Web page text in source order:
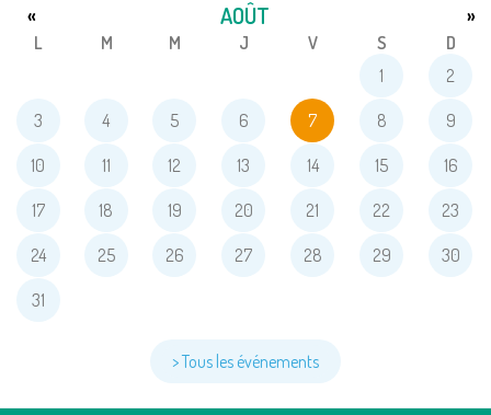
AOÛT
« »
L M M J V S
D
1
2
3 4 5 6 7 8 9
10 11 12 13 14 15 16
17 18 19 20 21 22 23
24 25 26 27 28 29 30
31
> Tous les événements